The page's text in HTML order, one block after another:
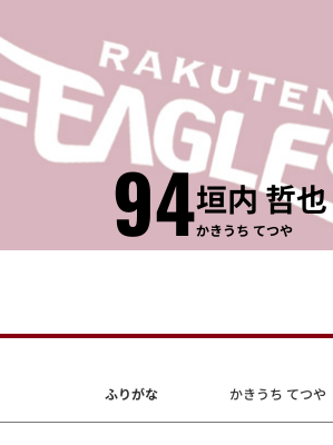
94垣内 哲也
かきうち てつや
ふりがな かきうち てつや